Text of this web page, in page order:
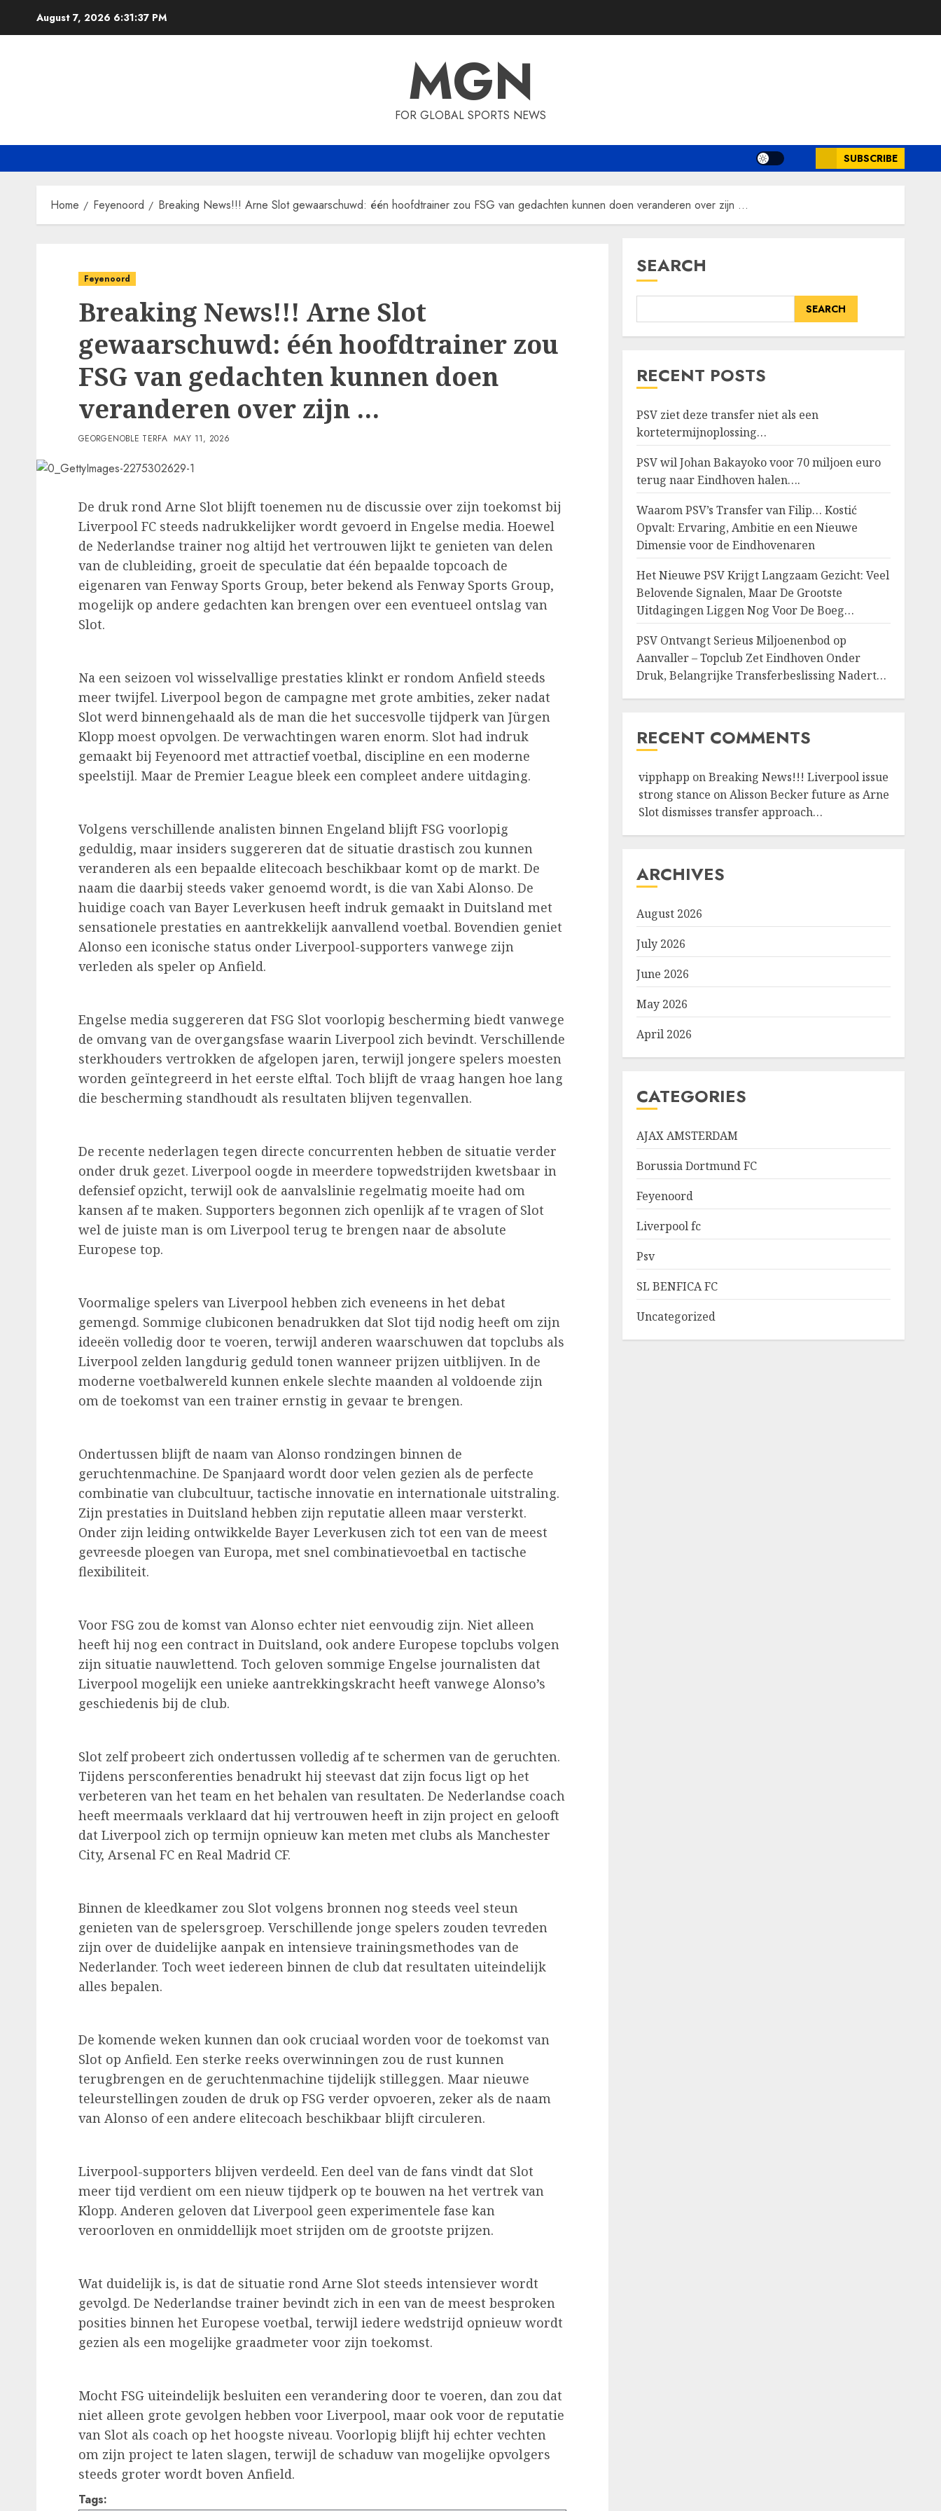
August 7, 2026 6:31:38 PM
MGN
FOR GLOBAL SPORTS NEWS
SUBSCRIBE
Home Feyenoord Breaking News!!! Arne Slot gewaarschuwd: één hoofdtrainer zou FSG van gedachten kunnen doen veranderen over zijn …
Feyenoord
Breaking News!!! Arne Slot
gewaarschuwd: één hoofdtrainer zou
FSG van gedachten kunnen doen
veranderen over zijn …
GEORGENOBLE TERFA MAY 11, 2026
De druk rond Arne Slot blijft toenemen nu de discussie over zijn toekomst bij
Liverpool FC steeds nadrukkelijker wordt gevoerd in Engelse media. Hoewel
de Nederlandse trainer nog altijd het vertrouwen lijkt te genieten van delen
van de clubleiding, groeit de speculatie dat één bepaalde topcoach de
eigenaren van Fenway Sports Group, beter bekend als Fenway Sports Group,
mogelijk op andere gedachten kan brengen over een eventueel ontslag van
Slot.
Na een seizoen vol wisselvallige prestaties klinkt er rondom Anfield steeds
meer twijfel. Liverpool begon de campagne met grote ambities, zeker nadat
Slot werd binnengehaald als de man die het succesvolle tijdperk van Jürgen
Klopp moest opvolgen. De verwachtingen waren enorm. Slot had indruk
gemaakt bij Feyenoord met attractief voetbal, discipline en een moderne
speelstijl. Maar de Premier League bleek een compleet andere uitdaging.
Volgens verschillende analisten binnen Engeland blijft FSG voorlopig
geduldig, maar insiders suggereren dat de situatie drastisch zou kunnen
veranderen als een bepaalde elitecoach beschikbaar komt op de markt. De
naam die daarbij steeds vaker genoemd wordt, is die van Xabi Alonso. De
huidige coach van Bayer Leverkusen heeft indruk gemaakt in Duitsland met
sensationele prestaties en aantrekkelijk aanvallend voetbal. Bovendien geniet
Alonso een iconische status onder Liverpool-supporters vanwege zijn
verleden als speler op Anfield.
Engelse media suggereren dat FSG Slot voorlopig bescherming biedt vanwege
de omvang van de overgangsfase waarin Liverpool zich bevindt. Verschillende
sterkhouders vertrokken de afgelopen jaren, terwijl jongere spelers moesten
worden geïntegreerd in het eerste elftal. Toch blijft de vraag hangen hoe lang
die bescherming standhoudt als resultaten blijven tegenvallen.
De recente nederlagen tegen directe concurrenten hebben de situatie verder
onder druk gezet. Liverpool oogde in meerdere topwedstrijden kwetsbaar in
defensief opzicht, terwijl ook de aanvalslinie regelmatig moeite had om
kansen af te maken. Supporters begonnen zich openlijk af te vragen of Slot
wel de juiste man is om Liverpool terug te brengen naar de absolute
Europese top.
Voormalige spelers van Liverpool hebben zich eveneens in het debat
gemengd. Sommige clubiconen benadrukken dat Slot tijd nodig heeft om zijn
ideeën volledig door te voeren, terwijl anderen waarschuwen dat topclubs als
Liverpool zelden langdurig geduld tonen wanneer prijzen uitblijven. In de
moderne voetbalwereld kunnen enkele slechte maanden al voldoende zijn
om de toekomst van een trainer ernstig in gevaar te brengen.
Ondertussen blijft de naam van Alonso rondzingen binnen de
geruchtenmachine. De Spanjaard wordt door velen gezien als de perfecte
combinatie van clubcultuur, tactische innovatie en internationale uitstraling.
Zijn prestaties in Duitsland hebben zijn reputatie alleen maar versterkt.
Onder zijn leiding ontwikkelde Bayer Leverkusen zich tot een van de meest
gevreesde ploegen van Europa, met snel combinatievoetbal en tactische
flexibiliteit.
Voor FSG zou de komst van Alonso echter niet eenvoudig zijn. Niet alleen
heeft hij nog een contract in Duitsland, ook andere Europese topclubs volgen
zijn situatie nauwlettend. Toch geloven sommige Engelse journalisten dat
Liverpool mogelijk een unieke aantrekkingskracht heeft vanwege Alonso’s
geschiedenis bij de club.
Slot zelf probeert zich ondertussen volledig af te schermen van de geruchten.
Tijdens persconferenties benadrukt hij steevast dat zijn focus ligt op het
verbeteren van het team en het behalen van resultaten. De Nederlandse coach
heeft meermaals verklaard dat hij vertrouwen heeft in zijn project en gelooft
dat Liverpool zich op termijn opnieuw kan meten met clubs als Manchester
City, Arsenal FC en Real Madrid CF.
Binnen de kleedkamer zou Slot volgens bronnen nog steeds veel steun
genieten van de spelersgroep. Verschillende jonge spelers zouden tevreden
zijn over de duidelijke aanpak en intensieve trainingsmethodes van de
Nederlander. Toch weet iedereen binnen de club dat resultaten uiteindelijk
alles bepalen.
De komende weken kunnen dan ook cruciaal worden voor de toekomst van
Slot op Anfield. Een sterke reeks overwinningen zou de rust kunnen
terugbrengen en de geruchtenmachine tijdelijk stilleggen. Maar nieuwe
teleurstellingen zouden de druk op FSG verder opvoeren, zeker als de naam
van Alonso of een andere elitecoach beschikbaar blijft circuleren.
Liverpool-supporters blijven verdeeld. Een deel van de fans vindt dat Slot
meer tijd verdient om een nieuw tijdperk op te bouwen na het vertrek van
Klopp. Anderen geloven dat Liverpool geen experimentele fase kan
veroorloven en onmiddellijk moet strijden om de grootste prijzen.
Wat duidelijk is, is dat de situatie rond Arne Slot steeds intensiever wordt
gevolgd. De Nederlandse trainer bevindt zich in een van de meest besproken
posities binnen het Europese voetbal, terwijl iedere wedstrijd opnieuw wordt
gezien als een mogelijke graadmeter voor zijn toekomst.
Mocht FSG uiteindelijk besluiten een verandering door te voeren, dan zou dat
niet alleen grote gevolgen hebben voor Liverpool, maar ook voor de reputatie
van Slot als coach op het hoogste niveau. Voorlopig blijft hij echter vechten
om zijn project te laten slagen, terwijl de schaduw van mogelijke opvolgers
steeds groter wordt boven Anfield.
Tags:
SEARCH
SEARCH
RECENT POSTS
PSV ziet deze transfer niet als een
kortetermijnoplossing…
PSV wil Johan Bakayoko voor 70 miljoen euro
terug naar Eindhoven halen….
Waarom PSV’s Transfer van Filip… Kostić
Opvalt: Ervaring, Ambitie en een Nieuwe
Dimensie voor de Eindhovenaren
Het Nieuwe PSV Krijgt Langzaam Gezicht: Veel
Belovende Signalen, Maar De Grootste
Uitdagingen Liggen Nog Voor De Boeg…
PSV Ontvangt Serieus Miljoenenbod op
Aanvaller – Topclub Zet Eindhoven Onder
Druk, Belangrijke Transferbeslissing Nadert…
RECENT COMMENTS
vipphapp onBreaking News!!! Liverpool issue
strong stance on Alisson Becker future as Arne
Slot dismisses transfer approach…
ARCHIVES
August 2026
July 2026
June 2026
May 2026
April 2026
CATEGORIES
AJAX AMSTERDAM
Borussia Dortmund FC
Feyenoord
Liverpool fc
Psv
SL BENFICA FC
Uncategorized